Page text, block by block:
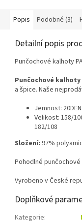
Popis Podobné (3)
Detailní popis
Punčochové kalhoty
Punčochové kalhoty
a špice. Naše
Jemnost: 20DEN
Velikost: 158/
182/108
Složení: 97%
Pohodlné
Vyrobeno v České
Doplňkové
Kategorie: